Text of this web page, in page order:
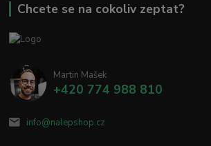
Chcete se na cokoliv zeptat?
Martin Mašek
+420 774 988 810
info@nalepshop.cz